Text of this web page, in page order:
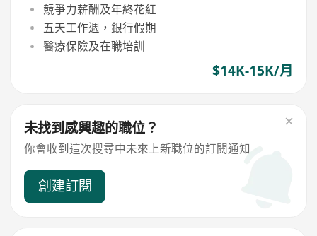
競爭力薪酬及年終花紅
五天工作週，銀行假期
醫療保險及在職培訓
$14K-15K/月
未找到感興趣的職位？
你會收到這次搜尋中未來上新職位的訂閱通知
創建訂閱